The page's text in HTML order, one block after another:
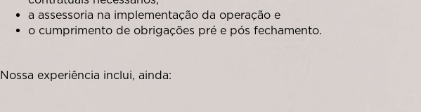
a assessoria na implementação da operação e
o cumprimento de obrigações pré e pós fechamento.
Nossa experiência inclui, ainda: